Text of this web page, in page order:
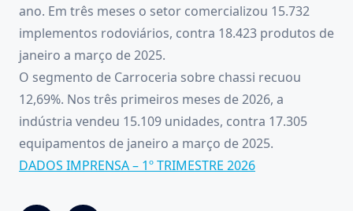
ano. Em três meses o setor comercializou 15.732
implementos rodoviários, contra 18.423 produtos de
janeiro a março de 2025.
O segmento de Carroceria sobre chassi recuou
12,69%. Nos três primeiros meses de 2026, a
indústria vendeu 15.109 unidades, contra 17.305
equipamentos de janeiro a março de 2025.
DADOS IMPRENSA – 1º TRIMESTRE 2026